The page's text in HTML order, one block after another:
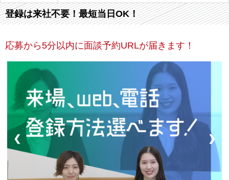
登録は来社不要！最短当日OK！
応募から5分以内に面談予約URLが届きます！
❮ ❯